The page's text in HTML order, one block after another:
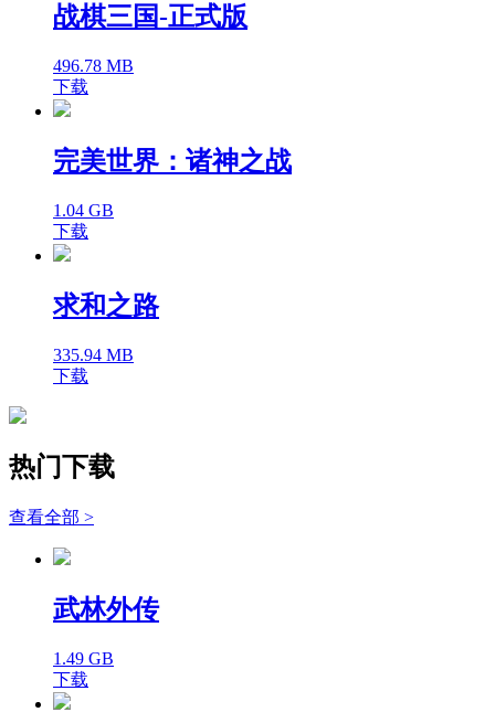
战棋三国-正式版
496.78 MB
下载
完美世界：诸神之战
1.04 GB
下载
求和之路
335.94 MB
下载
热门下载
查看全部 >
武林外传
1.49 GB
下载